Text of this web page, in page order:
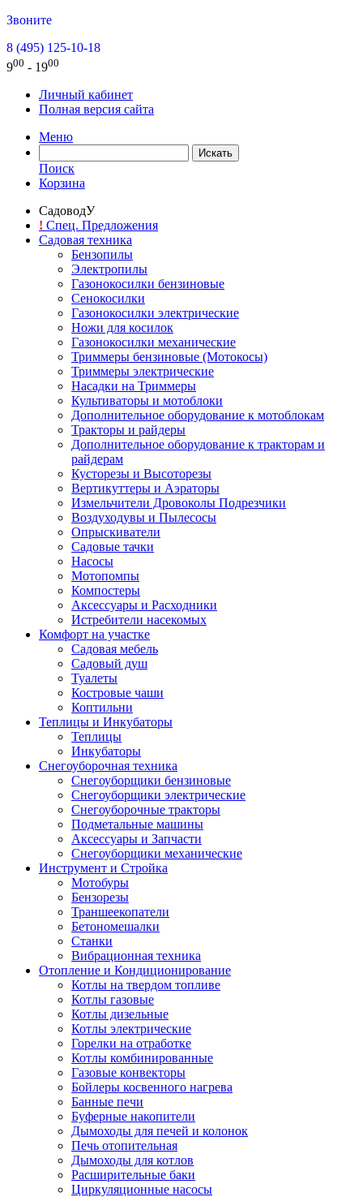
Звоните
8 (495) 125-10-18
900 - 1900
Личный кабинет
Полная версия сайта
Меню
Поиск
Корзина
СадоводУ
! Спец. Предложения
Садовая техника
Бензопилы
Электропилы
Газонокосилки бензиновые
Сенокосилки
Газонокосилки электрические
Ножи для косилок
Газонокосилки механические
Триммеры бензиновые (Мотокосы)
Триммеры электрические
Насадки на Триммеры
Культиваторы и мотоблоки
Дополнительное оборудование к мотоблокам
Тракторы и райдеры
Дополнительное оборудование к тракторам и
райдерам
Кусторезы и Высоторезы
Вертикуттеры и Аэраторы
Измельчители Дровоколы Подрезчики
Воздуходувы и Пылесосы
Опрыскиватели
Садовые тачки
Насосы
Мотопомпы
Компостеры
Аксессуары и Расходники
Истребители насекомых
Комфорт на участке
Садовая мебель
Садовый душ
Туалеты
Костровые чаши
Коптильни
Теплицы и Инкубаторы
Теплицы
Инкубаторы
Снегоуборочная техника
Снегоуборщики бензиновые
Снегоуборщики электрические
Снегоуборочные тракторы
Подметальные машины
Аксессуары и Запчасти
Снегоуборщики механические
Инструмент и Стройка
Мотобуры
Бензорезы
Траншеекопатели
Бетономешалки
Станки
Вибрационная техника
Отопление и Кондиционирование
Котлы на твердом топливе
Котлы газовые
Котлы дизельные
Котлы электрические
Горелки на отработке
Котлы комбинированные
Газовые конвекторы
Бойлеры косвенного нагрева
Банные печи
Буферные накопители
Дымоходы для печей и колонок
Печь отопительная
Дымоходы для котлов
Расширительные баки
Циркуляционные насосы